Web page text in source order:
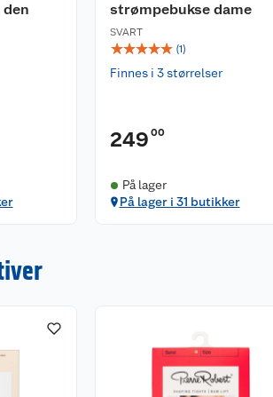
strømpebukse dame
SVART
☆☆☆☆☆ (1)
Finnes i 3 størrelser
249 00
På lager
På lager i 31 butikker